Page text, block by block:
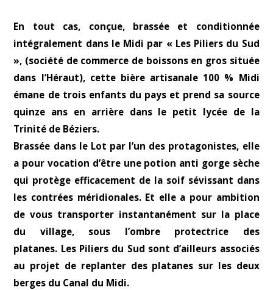
En tout cas, conçue, brassée et conditionnée
intégralement dans le Midi par « Les Piliers du Sud
», (société de commerce de boissons en gros située
dans l’Héraut), cette bière artisanale 100 % Midi
émane de trois enfants du pays et prend sa source
quinze ans en arrière dans le petit lycée de la
Trinité de Béziers.
Brassée dans le Lot par l’un des protagonistes, elle
a pour vocation d’être une potion anti gorge sèche
qui protège efficacement de la soif sévissant dans
les contrées méridionales. Et elle a pour ambition
de vous transporter instantanément sur la place
du village, sous l’ombre protectrice des
platanes. Les Piliers du Sud sont d’ailleurs associés
au projet de replanter des platanes sur les deux
berges du Canal du Midi.